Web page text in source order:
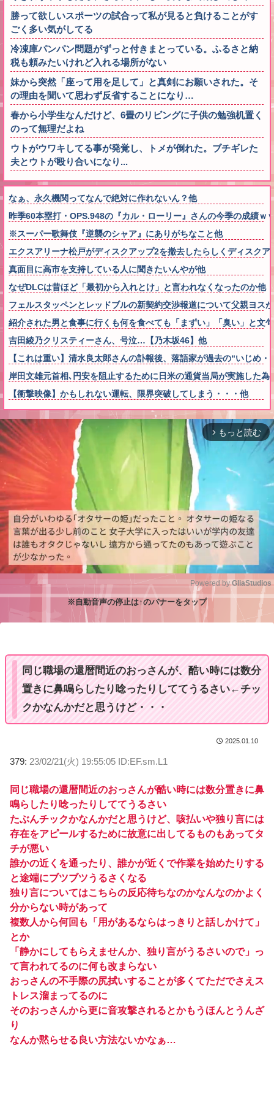
勝って欲しいスポーツの試合って私が見ると負けることがす
ごく多い気がしてる
冷凍庫パンパン問題がずっと付きまとっている。ふるさと納
税も頼みたいけれど入れる場所がない
妹から突然「座って用を足して」と真剣にお願いされた。そ
の理由を聞いて思わず反省することになり…
春から小学生なんだけど、6畳のリビングに子供の勉強机置く
のって無理だよね
ウトがウワキしてる事が発覚し、トメが倒れた。ブチギレた
夫とウトが殴り合いになり...
なぁ、永久機関ってなんで絶対に作れないん？他
昨季60本塁打・OPS.948の『カル・ローリー』さんの今季の成績ｗ
※スーパー歌舞伎『逆襲のシャア』にありがちなこと他
エクスアリーナ松戸がディスクアップ2を撤去したらしくディスク
真面目に高市を支持している人に聞きたいんやが他
なぜDLCは昔ほど「最初から入れとけ」と言われなくなったのか他
フェルスタッペンとレッドブルの新契約交渉報道について父親ヨス
紹介された男と食事に行くも何を食べても「まずい」「臭い」と
吉田綾乃クリスティーさん、号泣…【乃木坂46】他
【これは重い】清水良太郎さんの訃報後、落語家が過去の“いじめ・
岸田文雄元首相､円安を阻止するために日米の通貨当局が実施した
【衝撃映像】かもしれない運転、限界突破してしまう・・・他
arrow_forward_ios もっと読む
Powered by GliaStudios
※自動音声の停止は↑のバナーをタップ
同じ職場の還暦間近のおっさんが、酷い時には数分
置きに鼻鳴らしたり唸ったりしててうるさい←チッ
クかなんかだと思うけど・・・
2025.01.10
379: 23/02/21(火) 19:55:05 ID:EF.sm.L1
同じ職場の還暦間近のおっさんが酷い時には数分置きに鼻
鳴らしたり唸ったりしててうるさい
たぶんチックかなんかだと思うけど、咳払いや独り言には
存在をアピールするために故意に出してるものもあってタ
チが悪い
誰かの近くを通ったり、誰かが近くで作業を始めたりする
と途端にブツブツうるさくなる
独り言についてはこちらの反応待ちなのかなんなのかよく
分からない時があって
複数人から何回も「用があるならはっきりと話しかけて」
とか
「静かにしてもらえませんか、独り言がうるさいので」っ
て言われてるのに何も改まらない
おっさんの不手際の尻拭いすることが多くてただでさえス
トレス溜まってるのに
そのおっさんから更に音攻撃されるとかもうほんとうんざ
り
なんか黙らせる良い方法ないかなぁ…